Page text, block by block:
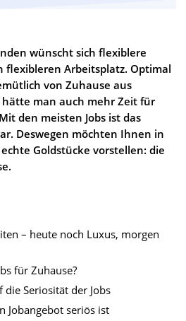
wünscht sich flexiblere
flexibleren Arbeitsplatz. Optimal
von Zuhause aus
man auch mehr Zeit für
den meisten Jobs ist das
Deswegen möchten Ihnen in
Goldstücke vorstellen: die
– heute noch Luxus, morgen
für Zuhause?
die Seriosität der Jobs
Jobangebot seriös ist